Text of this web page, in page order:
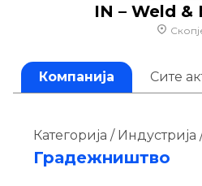
IN – Weld &
Компанија Сите
Категорија / Индустрија
Градежништво